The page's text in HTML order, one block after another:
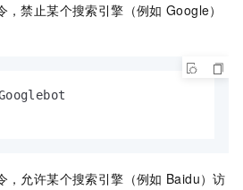
，禁止某个搜索引擎（例如 Google）
，允许某个搜索引擎（例如 Baidu）访